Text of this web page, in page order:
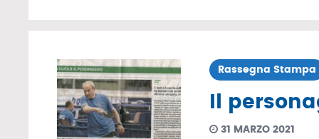
Rassegna Stampa
Il
31 MARZO 2021